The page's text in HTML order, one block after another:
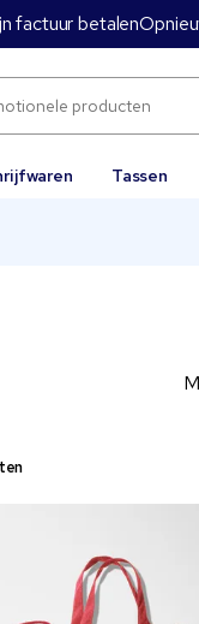
factuur betalen
Tassen